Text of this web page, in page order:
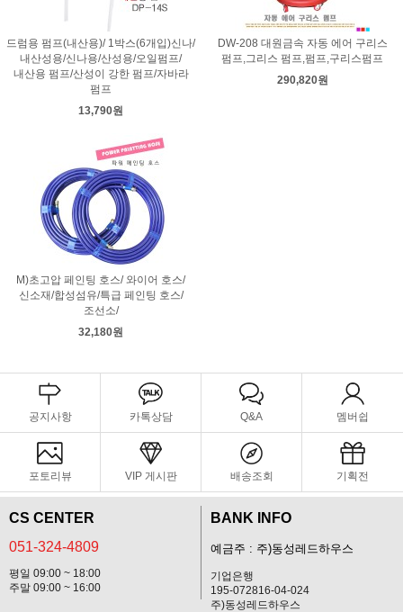
드럼용 펌프(내산용)/ 1박스(6개입)신나/
내산성용/신나용/산성용/오일펌프/
내산용 펌프/산성이 강한 펌프/자바라
펌프
13,790원
DW-208 대원금속 자동 에어 구리스
펌프,그리스 펌프,펌프,구리스펌프
290,820원
M)초고압 페인팅 호스/ 와이어 호스/
신소재/합성섬유/특급 페인팅 호스/
조선소/
32,180원
공지사항 카톡상담 Q&A 멤버쉽
포토리뷰 VIP 게시판 배송조회 기획전
CS CENTER
051-324-4809
평일 09:00 ~ 18:00
주말 09:00 ~ 16:00
BANK INFO
예금주 : 주)동성레드하우스
기업은행
195-072816-04-024
주)동성레드하우스